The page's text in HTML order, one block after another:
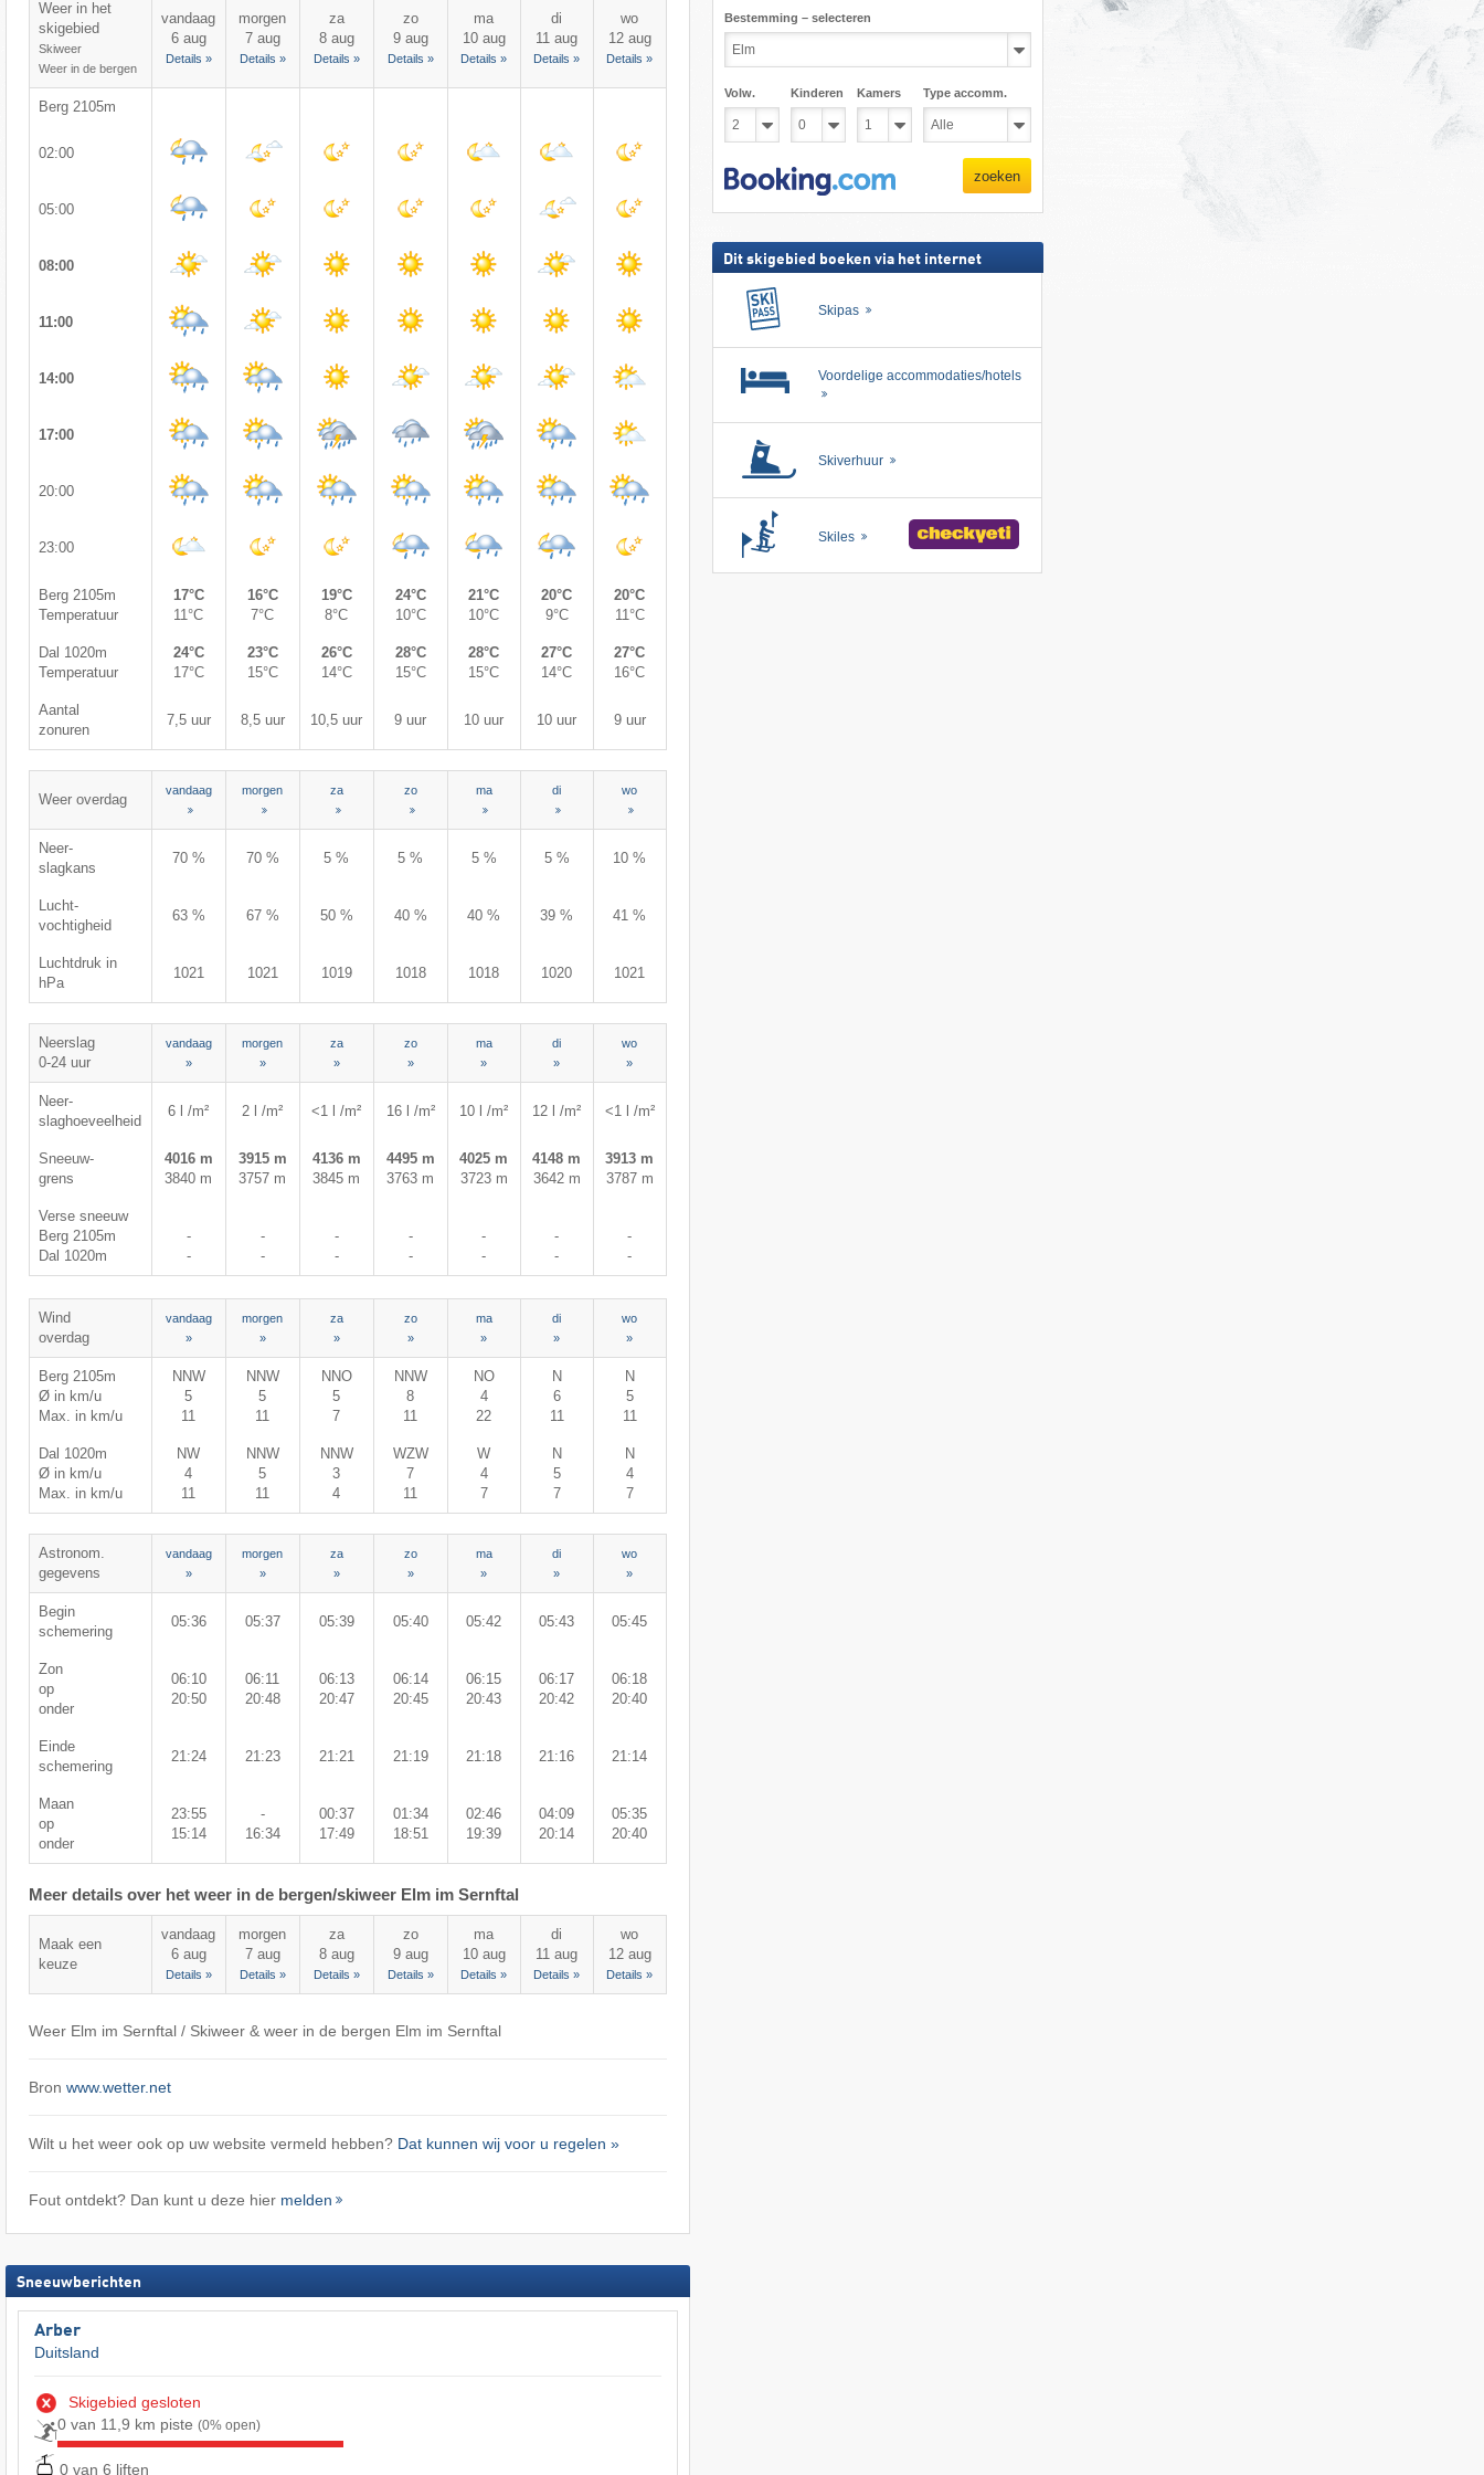
Weer in het
skigebied
Skiweer
Weer in de bergen
vandaag
6 aug
Details »
morgen
7 aug
Details »
za
8 aug
Details »
zo
9 aug
Details »
ma
10 aug
Details »
di
11 aug
Details »
wo
12 aug
Details »
Berg 2105m
02:00
05:00
08:00
11:00
14:00
17:00
20:00
23:00
Berg 2105m
Temperatuur
17°C
11°C
16°C
7°C
19°C
8°C
24°C
10°C
21°C
10°C
20°C
9°C
20°C
11°C
Dal 1020m
Temperatuur
24°C
17°C
23°C
15°C
26°C
14°C
28°C
15°C
28°C
15°C
27°C
14°C
27°C
16°C
Aantal
zonuren
7,5 uur 8,5 uur 10,5 uur 9 uur 10 uur 10 uur 9 uur
Weer overdag
vandaag morgen za zo ma di wo
Neer-
slagkans
70 % 70 % 5 % 5 % 5 % 5 % 10 %
Lucht-
vochtigheid
63 % 67 % 50 % 40 % 40 % 39 % 41 %
Luchtdruk in
hPa
1021 1021 1019 1018 1018 1020 1021
Neerslag
0-24 uur
vandaag
»
morgen
»
za
»
zo
»
ma
»
di
»
wo
»
Neer-
slaghoeveelheid
6 l /m² 2 l /m² <1 l /m² 16 l /m² 10 l /m² 12 l /m² <1 l /m²
Sneeuw-
grens
4016 m
3840 m
3915 m
3757 m
4136 m
3845 m
4495 m
3763 m
4025 m
3723 m
4148 m
3642 m
3913 m
3787 m
Verse sneeuw
Berg 2105m
Dal 1020m
-
-
-
-
-
-
-
-
-
-
-
-
-
-
Wind
overdag
vandaag
»
morgen
»
za
»
zo
»
ma
»
di
»
wo
»
Berg 2105m
Ø in km/u
Max. in km/u
NNW
5
11
NNW
5
11
NNO
5
7
NNW
8
11
NO
4
22
N
6
11
N
5
11
Dal 1020m
Ø in km/u
Max. in km/u
NW
4
11
NNW
5
11
NNW
3
4
WZW
7
11
W
4
7
N
5
7
N
4
7
Astronom.
gegevens
vandaag
»
morgen
»
za
»
zo
»
ma
»
di
»
wo
»
Begin
schemering
05:36 05:37 05:39 05:40 05:42 05:43 05:45
Zon
op
onder
06:10
20:50
06:11
20:48
06:13
20:47
06:14
20:45
06:15
20:43
06:17
20:42
06:18
20:40
Einde
schemering
21:24 21:23 21:21 21:19 21:18 21:16 21:14
Maan
op
onder
23:55
15:14
-
16:34
00:37
17:49
01:34
18:51
02:46
19:39
04:09
20:14
05:35
20:40
Meer details over het weer in de bergen/skiweer Elm im Sernftal
Maak een
keuze
vandaag
6 aug
Details »
morgen
7 aug
Details »
za
8 aug
Details »
zo
9 aug
Details »
ma
10 aug
Details »
di
11 aug
Details »
wo
12 aug
Details »
Weer Elm im Sernftal / Skiweer & weer in de bergen Elm im Sernftal
Bron www.wetter.net
Wilt u het weer ook op uw website vermeld hebben? Dat kunnen wij voor u regelen »
Fout ontdekt? Dan kunt u deze hier melden
Sneeuwberichten
Arber
Duitsland
Skigebied gesloten
0 van 11,9 km piste (0% open)
0 van 6 liften
Bestemming – selecteren
Volw. Kinderen Kamers Type accomm.
zoeken
Dit skigebied boeken via het internet
Skipas
Voordelige accommodaties/hotels
Skiverhuur
Skiles